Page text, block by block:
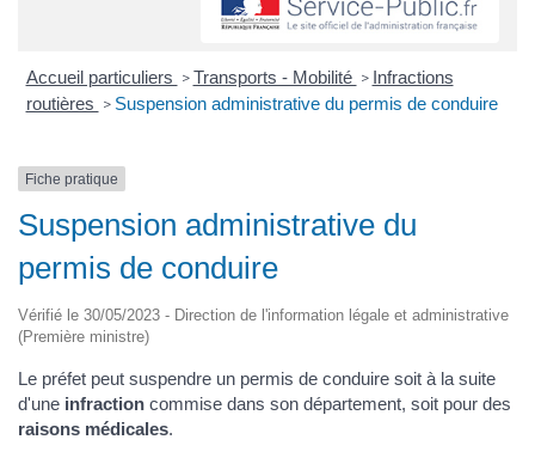
Accueil particuliers > Transports - Mobilité > Infractions
routières > Suspension administrative du permis de conduire
Fiche pratique
Suspension administrative du
permis de conduire
Vérifié le 30/05/2023 - Direction de l'information légale et administrative
(Première ministre)
Le préfet peut suspendre un permis de conduire soit à la suite
d'une infraction commise dans son département, soit pour des
raisons médicales.